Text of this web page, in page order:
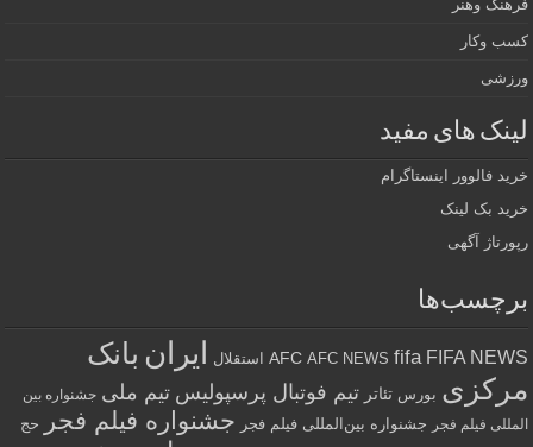
فرهنگ وهنر
کسب وکار
ورزشی
لینک های مفید
خرید فالوور اینستاگرام
خرید بک لینک
رپورتاژ آگهی
برچسب‌ها
AFC AFC NEWS fifa FIFA NEWS استقلال ایران بانک
مرکزی بورس تئاتر تیم فوتبال پرسپولیس تیم ملی جشنواره بین
المللی فیلم فجر
جشنواره بین‌المللی فیلم فجر جشنواره فیلم فجر
حج